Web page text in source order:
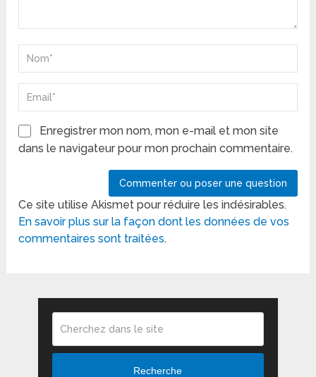
Enregistrer mon nom, mon e-mail et mon site
dans le navigateur pour mon prochain commentaire.
Ce site utilise Akismet pour réduire les indésirables.
En savoir plus sur la façon dont les données de vos
commentaires sont traitées.
Recherche